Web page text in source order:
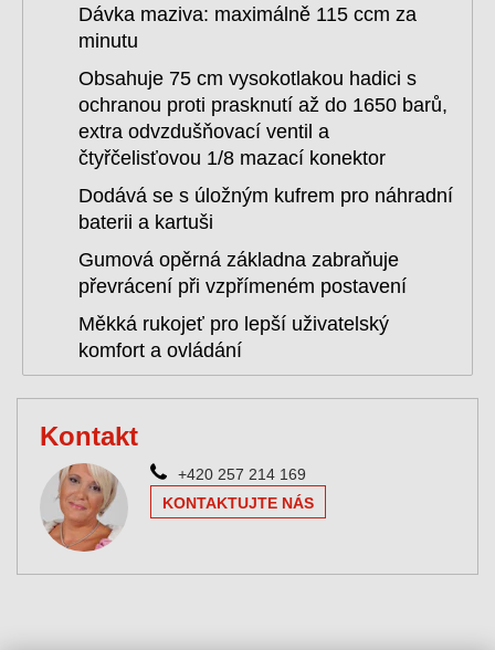
Dávka maziva: maximálně 115 ccm za
minutu
Obsahuje 75 cm vysokotlakou hadici s
ochranou proti prasknutí až do 1650 barů,
extra odvzdušňovací ventil a
čtyřčelisťovou 1/8 mazací konektor
Dodává se s úložným kufrem pro náhradní
baterii a kartuši
Gumová opěrná základna zabraňuje
převrácení při vzpřímeném postavení
Měkká rukojeť pro lepší uživatelský
komfort a ovládání
Kontakt
+420 257 214 169
KONTAKTUJTE NÁS